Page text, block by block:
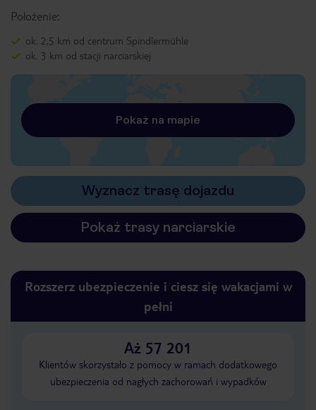
Położenie:
ok. 2,5 km od centrum Spindlermühle
ok. 3 km od stacji narciarskiej
Pokaż na mapie
Wyznacz trasę dojazdu
Pokaż trasy narciarskie
Rozszerz ubezpieczenie i ciesz się wakacjami w
pełni
Aż 57 201
Klientów skorzystało z pomocy w ramach dodatkowego
ubezpieczenia od nagłych zachorowań i wypadków